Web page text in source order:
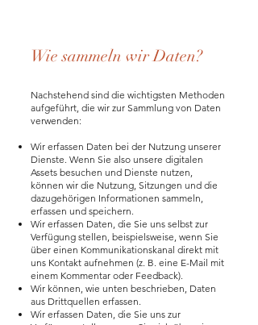
Wie sammeln wir Daten?
Nachstehend sind die wichtigsten Methoden
aufgeführt, die wir zur Sammlung von Daten
verwenden:
Wir erfassen Daten bei der Nutzung unserer
Dienste. Wenn Sie also unsere digitalen
Assets besuchen und Dienste nutzen,
können wir die Nutzung, Sitzungen und die
dazugehörigen Informationen sammeln,
erfassen und speichern.
Wir erfassen Daten, die Sie uns selbst zur
Verfügung stellen, beispielsweise, wenn Sie
über einen Kommunikationskanal direkt mit
uns Kontakt aufnehmen (z. B. eine E-Mail mit
einem Kommentar oder Feedback).
Wir können, wie unten beschrieben, Daten
aus Drittquellen erfassen.
Wir erfassen Daten, die Sie uns zur